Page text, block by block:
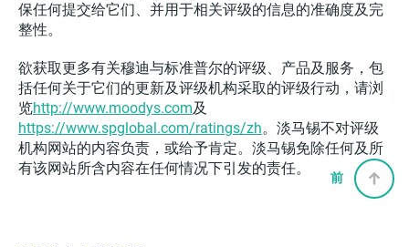
保任何提交给它们、并用于相关评级的信息的准确度及完
整性。
欲获取更多有关穆迪与标准普尔的评级、产品及服务，包
括任何关于它们的更新及评级机构采取的评级行动，请浏
览http://www.moodys.com及
https://www.spglobal.com/ratings/zh。淡马锡不对评级
机构网站的内容负责，或给予肯定。淡马锡免除任何及所
有该网站所含内容在任何情况下引发的责任。
前